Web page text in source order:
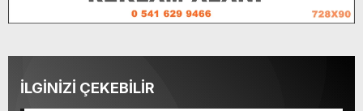
İLGİNİZİ ÇEKEBİLİR